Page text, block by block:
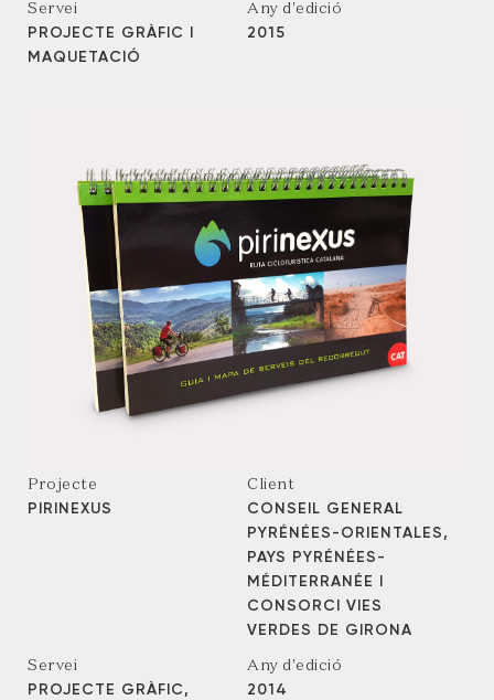
Servei
PROJECTE GRÀFIC I
MAQUETACIÓ
Any d'edició
2015
Projecte
PIRINEXUS
Client
CONSEIL GENERAL
PYRÉNÉES-ORIENTALES,
PAYS PYRÉNÉES-
MÉDITERRANÉE I
CONSORCI VIES
VERDES DE GIRONA
Servei
PROJECTE GRÀFIC,
Any d'edició
2014